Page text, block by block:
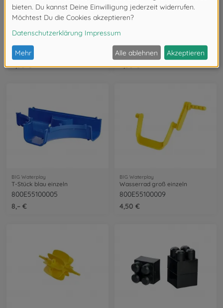
BIG Waterplay
800E55100007
4,50 €
BIG Waterplay
800E55101001
4,50 €
BIG Waterplay
T-Stück blau einzeln
800E55100005
8,– €
BIG Waterplay
Wasserrad groß einzeln
800E55100009
4,50 €